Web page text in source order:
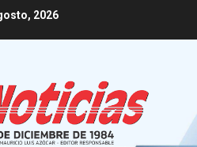
2026